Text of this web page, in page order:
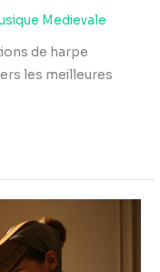
Medievale
de harpe
les meilleures